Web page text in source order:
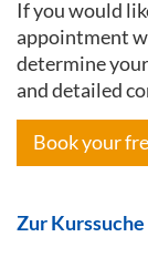
If you would
appointment
determine
and detailed
Book your
Zur Kurssuche